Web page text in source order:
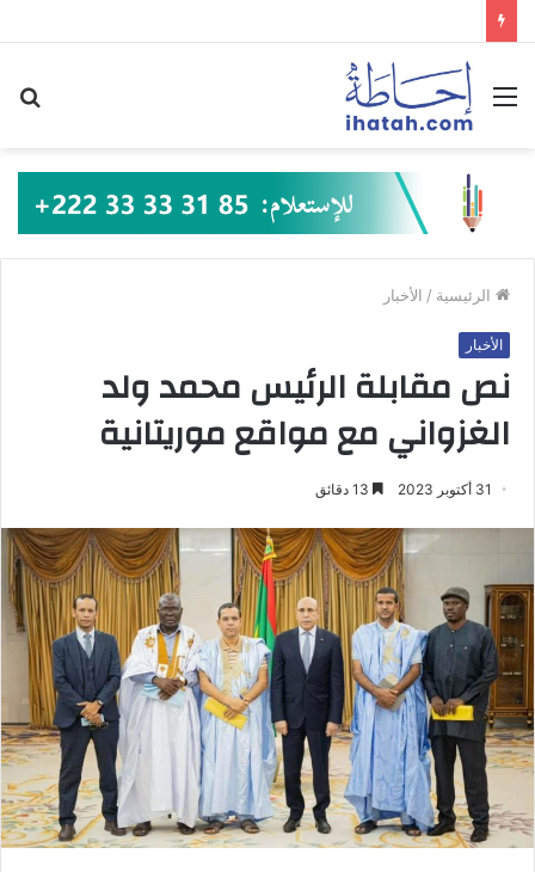
القائمة
الرئيسية / الأخبار
الأخبار
نص مقابلة الرئيس محمد ولد
الغزواني مع مواقع موريتانية
31 أكتوبر 2023